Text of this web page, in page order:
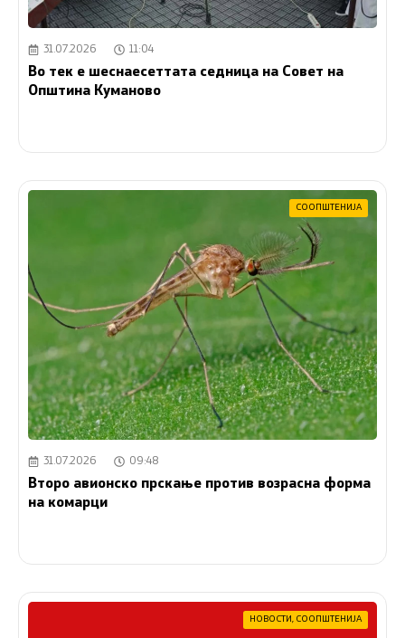
31.07.2026 11:04
Во тек е шеснаесеттата седница на Совет на
Општина Куманово
СООПШТЕНИЈА
31.07.2026 09:48
Второ авионско прскање против возрасна форма
на комарци
НОВОСТИ, СООПШТЕНИЈА